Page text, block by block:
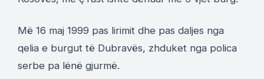
Më 16 maj 1999 pas lirimit dhe pas daljes nga
qelia e burgut të Dubravës, zhduket nga polica
serbe pa lënë gjurmë.